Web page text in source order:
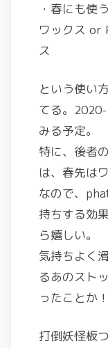
・春にも
ワックス or
ス
という使い
てる。
みる予定。
特に、後者
は、春先は
なので、
持ちする効
ら嬉しい。
気持ちよく
るあのスト
ったことか
打倒妖怪板